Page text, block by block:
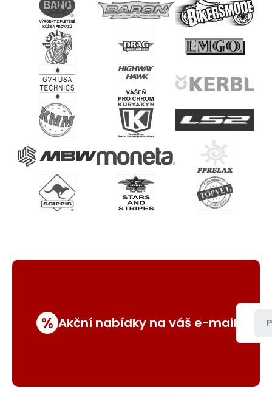
% Akční nabídky na váš e-mail